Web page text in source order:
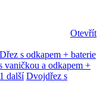
Otevřít
Dřez s odkapem + baterie
vaničkou a odkapem +
další Dvojdřez s